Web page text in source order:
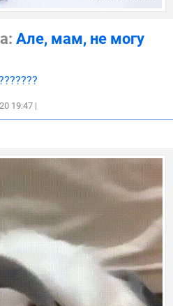
Але, мам, не могу
19:47 |